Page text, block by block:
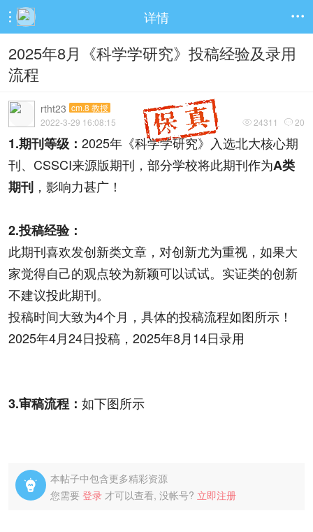
 详情 
2025年8月《科学学研究》投稿经验及录用
流程
rtht23 cm.8 教授
 24311  20
2022-3-29 16:08:15
1.期刊等级： 2025年《科学学研究》入选北大核心期
刊、CSSCI来源版期刊，部分学校将此期刊作为A类
期刊 ，影响力甚广！
2.投稿经验：
此期刊喜欢发创新类文章，对创新尤为重视，如果大
家觉得自己的观点较为新颖可以试试。实证类的创新
不建议投此期刊。
投稿时间大致为4个月，具体的投稿流程如图所示！
2025年4月24日投稿，2025年8月14日录用
3.审稿流程： 如下图所示

本帖子中包含更多精彩资源
您需要 登录 才可以查看, 没帐号? 立即注册